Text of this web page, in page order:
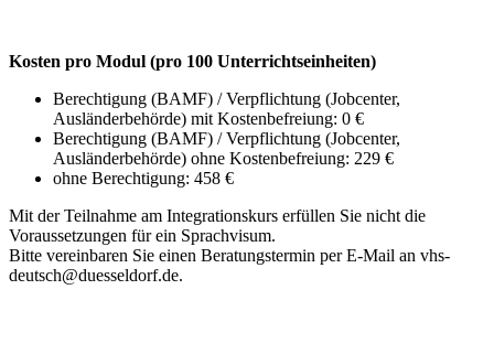
Kosten pro Modul (pro 100 Unterrichtseinheiten)
Berechtigung (BAMF) / Verpflichtung (Jobcenter,
Ausländerbehörde) mit Kostenbefreiung: 0 €
Berechtigung (BAMF) / Verpflichtung (Jobcenter,
Ausländerbehörde) ohne Kostenbefreiung: 229 €
ohne Berechtigung: 458 €
Mit der Teilnahme am Integrationskurs erfüllen Sie nicht die
Voraussetzungen für ein Sprachvisum.
Bitte vereinbaren Sie einen Beratungstermin per E-Mail an vhs-
deutsch@duesseldorf.de.